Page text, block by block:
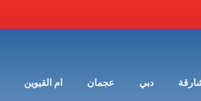
دبي عجمان ام القيوين